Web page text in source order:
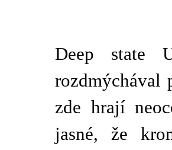
Deep state
rozdmýchával
zde hrají
jasné, že